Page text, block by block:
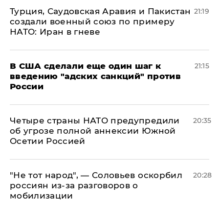
Турция, Саудовская Аравия и Пакистан
создали военный союз по примеру
НАТО: Иран в гневе
21:19
В США сделали еще один шаг к
введению "адских санкций" против
России
21:15
Четыре страны НАТО предупредили
об угрозе полной аннексии Южной
Осетии Россией
20:35
​"Не тот народ", — Соловьев оскорбил
россиян из-за разговоров о
мобилизации
20:28